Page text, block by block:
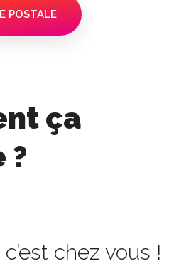
POSTALE
ça
?
chez vous !